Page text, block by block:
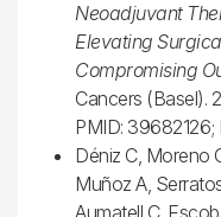
Neoadjuvant
Elevating
Compromising
Cancers (Basel).
PMID: 39682126;
Déniz C, Moreno
Muñoz A,